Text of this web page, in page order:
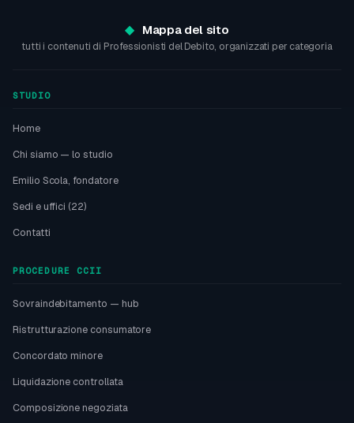
Mappa del sito
tutti i contenuti di Professionisti del Debito, organizzati per categoria
STUDIO
Home
Chi siamo — lo studio
Emilio Scola, fondatore
Sedi e uffici (22)
Contatti
PROCEDURE CCII
Sovraindebitamento — hub
Ristrutturazione consumatore
Concordato minore
Liquidazione controllata
Composizione negoziata